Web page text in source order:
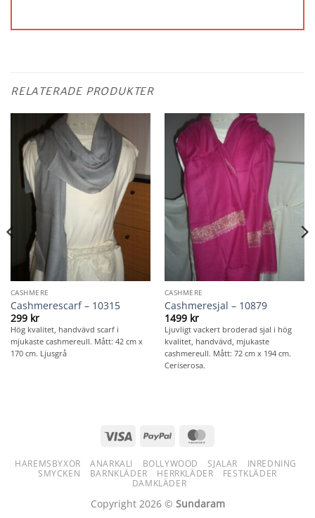
RELATERADE PRODUKTER
CASHMERE
Cashmerescarf – 10315
299 kr
Hög kvalitet, handvävd scarf i
mjukaste cashmereull. Mått: 42 cm x
170 cm. Ljusgrå
CASHMERE
Cashmeresjal – 10879
1499 kr
Ljuvligt vackert broderad sjal i hög
kvalitet, handvävd, mjukaste
cashmereull. Mått: 72 cm x 194 cm.
Ceriserosa.
Visa PayPal
HAREMSBYXOR ANARKALI BOLLYWOOD SJALAR
INREDNING
SMYCKEN
BARNKLÄDER HERRKLÄDER
FESTKLÄDER
DAMKLÄDER
Copyright 2026 © Sundaram